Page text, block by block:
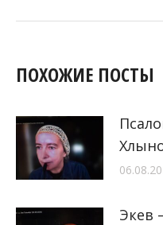
ПОХОЖИЕ ПОСТЫ
Экев